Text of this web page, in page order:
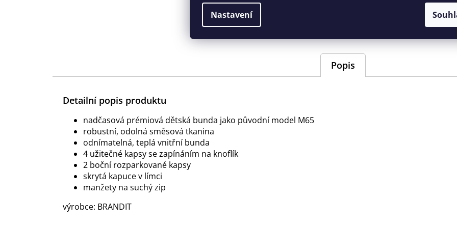
Nastavení
Zvolte
zelená/
Popis
Detailní popis produktu
nadčasová prémiová dětská bunda jako původní model M65
robustní, odolná směsová tkanina
odnímatelná, teplá vnitřní bunda
4 užitečné kapsy se zapínáním na knoflík
2 boční rozparkované kapsy
skrytá kapuce v límci
manžety na suchý zip
výrobce: BRANDIT